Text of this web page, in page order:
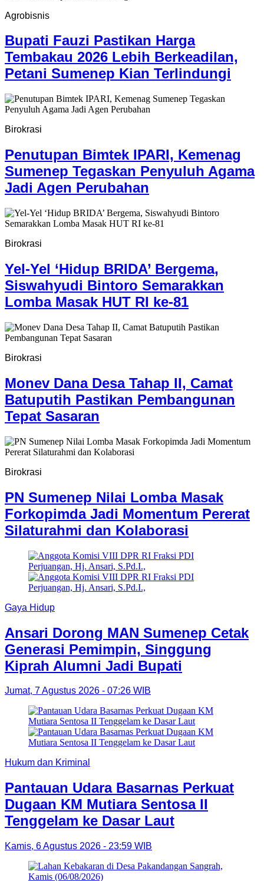
Agrobisnis
Bupati Fauzi Pastikan Harga
Tembakau 2026 Lebih Berkeadilan,
Petani Sumenep Kian Terlindungi
Birokrasi
Penutupan Bimtek IPARI, Kemenag
Sumenep Tegaskan Penyuluh Agama
Jadi Agen Perubahan
Birokrasi
Yel-Yel ‘Hidup BRIDA’ Bergema,
Siswahyudi Bintoro Semarakkan
Lomba Masak HUT RI ke-81
Birokrasi
Monev Dana Desa Tahap II, Camat
Batuputih Pastikan Pembangunan
Tepat Sasaran
Birokrasi
PN Sumenep Nilai Lomba Masak
Forkopimda Jadi Momentum Pererat
Silaturahmi dan Kolaborasi
Gaya Hidup
Ansari Dorong MAN Sumenep Cetak
Generasi Pemimpin, Singgung
Kiprah Alumni Jadi Bupati
Jumat, 7 Agustus 2026 - 07:26 WIB
Hukum dan Kriminal
Pantauan Udara Basarnas Perkuat
Dugaan KM Mutiara Sentosa II
Tenggelam ke Dasar Laut
Kamis, 6 Agustus 2026 - 23:59 WIB